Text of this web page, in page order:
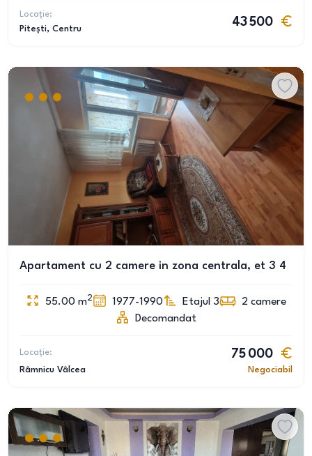
Locație:
Pitești, Centru
43 500
Apartament cu 2 camere in zona centrala, et 3 4
55.00 m2 1977-1990 Etajul 3 2 camere
Decomandat
Locație:
Râmnicu Vâlcea
75 000
Negociabil